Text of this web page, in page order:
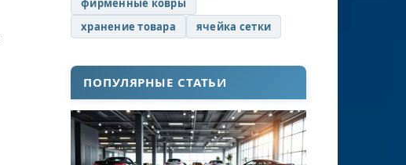
фирменные ковры
хранение товара
ячейка сетки
ПОПУЛЯРНЫЕ СТАТЬИ